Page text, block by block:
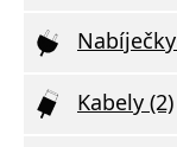
Kabely (2)